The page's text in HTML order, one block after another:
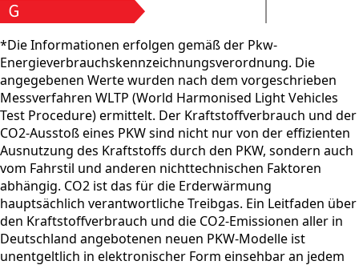
*Die Informationen erfolgen gemäß der Pkw-
Energieverbrauchskennzeichnungsverordnung. Die
angegebenen Werte wurden nach dem vorgeschrieben
Messverfahren WLTP (World Harmonised Light Vehicles
Test Procedure) ermittelt. Der Kraftstoffverbrauch und der
CO2-Ausstoß eines PKW sind nicht nur von der effizienten
Ausnutzung des Kraftstoffs durch den PKW, sondern auch
vom Fahrstil und anderen nichttechnischen Faktoren
abhängig. CO2 ist das für die Erderwärmung
hauptsächlich verantwortliche Treibgas. Ein Leitfaden über
den Kraftstoffverbrauch und die CO2-Emissionen aller in
Deutschland angebotenen neuen PKW-Modelle ist
unentgeltlich in elektronischer Form einsehbar an jedem